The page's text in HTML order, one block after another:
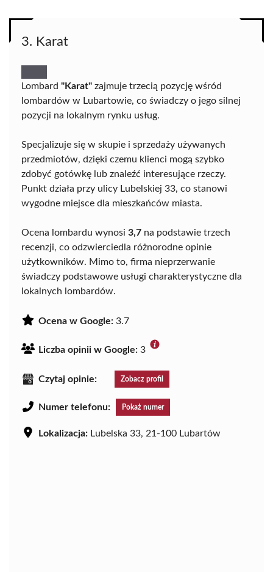
3. Karat
Lombard "Karat" zajmuje trzecią pozycję wśród
lombardów w Lubartowie, co świadczy o jego silnej
pozycji na lokalnym rynku usług.
Specjalizuje się w skupie i sprzedaży używanych
przedmiotów, dzięki czemu klienci mogą szybko
zdobyć gotówkę lub znaleźć interesujące rzeczy.
Punkt działa przy ulicy Lubelskiej 33, co stanowi
wygodne miejsce dla mieszkańców miasta.
Ocena lombardu wynosi 3,7 na podstawie trzech
recenzji, co odzwierciedla różnorodne opinie
użytkowników. Mimo to, firma nieprzerwanie
świadczy podstawowe usługi charakterystyczne dla
lokalnych lombardów.
Ocena w Google: 3.7
Liczba opinii w Google: 3
Czytaj opinie: Zobacz profil
Numer telefonu: Pokaż numer
Lokalizacja: Lubelska 33, 21-100 Lubartów